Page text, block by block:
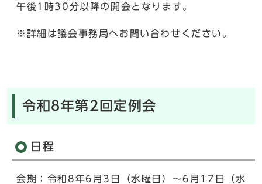
午後1時30分以降の開会となります。
※詳細は議会事務局へお問い合わせください。
令和8年第2回定例会
日程
会期：令和8年6月3日（水曜日）～6月17日（水